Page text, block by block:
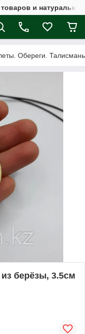
и
Обереги.
берёзы, 3.5см